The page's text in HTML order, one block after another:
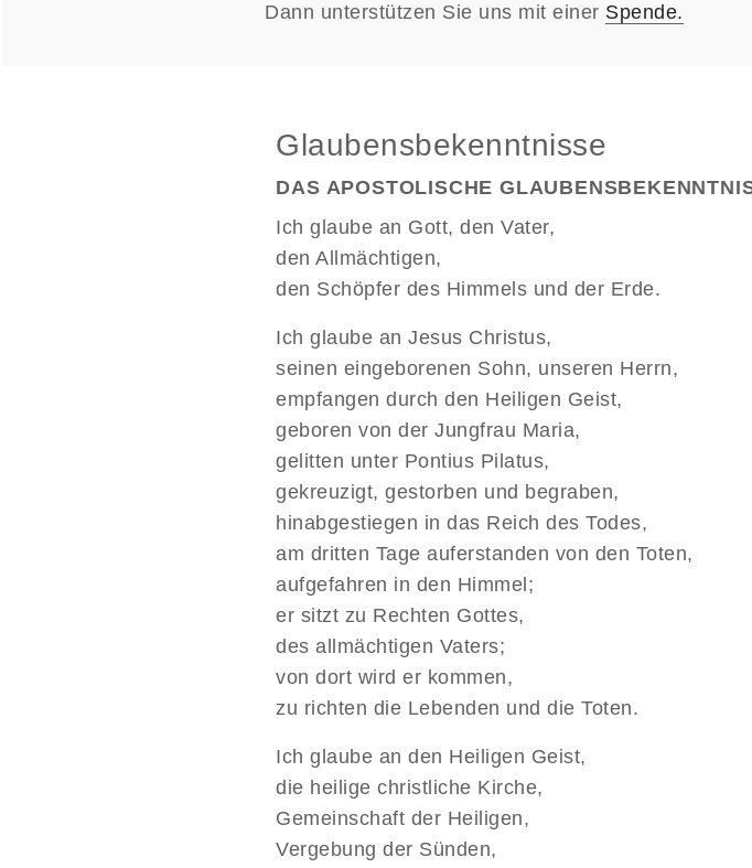
Dann unterstützen Sie uns mit einer Spende.
Glaubensbekenntnisse
DAS APOSTOLISCHE
Ich glaube an Gott, den Vater,
den Allmächtigen,
den Schöpfer des Himmels und der Erde.
Ich glaube an Jesus Christus,
seinen eingeborenen Sohn, unseren Herrn,
empfangen durch den Heiligen Geist,
geboren von der Jungfrau Maria,
gelitten unter Pontius Pilatus,
gekreuzigt, gestorben und begraben,
hinabgestiegen in das Reich des Todes,
am dritten Tage auferstanden von den Toten,
aufgefahren in den Himmel;
er sitzt zu Rechten Gottes,
des allmächtigen Vaters;
von dort wird er kommen,
zu richten die Lebenden und die Toten.
Ich glaube an den Heiligen Geist,
die heilige christliche Kirche,
Gemeinschaft der Heiligen,
Vergebung der Sünden,